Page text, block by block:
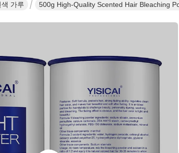
가루 500g High-Quality Scented Hair Bleaching